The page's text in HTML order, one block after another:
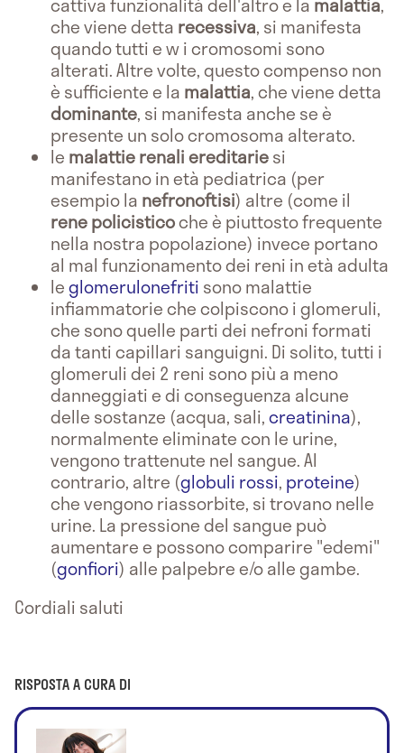
che viene detta recessiva, si manifesta
quando tutti e w i cromosomi sono
alterati. Altre volte, questo compenso non
è sufficiente e la malattia, che viene detta
dominante, si manifesta anche se è
presente un solo cromosoma alterato.
le malattie renali ereditariesi
manifestano in età pediatrica (per
esempio la nefronoftisi) altre (come il
renepolicisticoche è piuttosto frequente
nella nostra popolazione) invece portano
al mal funzionamento dei reni in età adulta
leglomerulonefriti sono malattie
infiammatorie che colpiscono i glomeruli,
che sono quelle parti dei nefroni formati
da tanti capillari sanguigni. Di solito, tutti i
glomeruli dei 2 reni sono più a meno
danneggiati e di conseguenza alcune
delle sostanze (acqua, sali,creatinina),
normalmente eliminate con le urine,
vengono trattenute nel sangue. Al
contrario, altre (globuli rossi, proteine)
che vengono riassorbite, si trovano nelle
urine. La pressione del sangue può
aumentare e possono comparire "edemi"
(gonfiori) alle palpebre e/o alle gambe.
Cordiali saluti
RISPOSTA A CURA DI